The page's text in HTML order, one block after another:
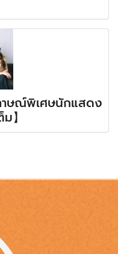
าษณ์พิเศษนักแสดง
】